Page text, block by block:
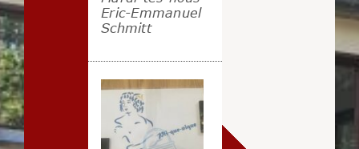
Eric-Emmanuel
Schmitt